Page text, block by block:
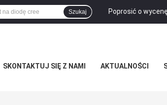
Poprosić o wycenę
Szukaj
SKONTAKTUJ SIĘ Z NAMI AKTUALNOŚCI